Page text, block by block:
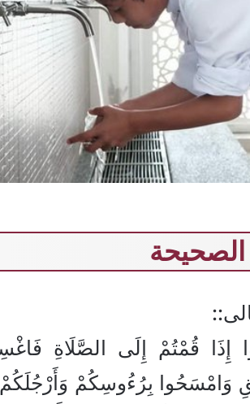
الصحيحة
إِذَا قُمْتُمْ إِلَى الصَّلَاةِ
وَامْسَحُوا بِرُءُوسِكُمْ